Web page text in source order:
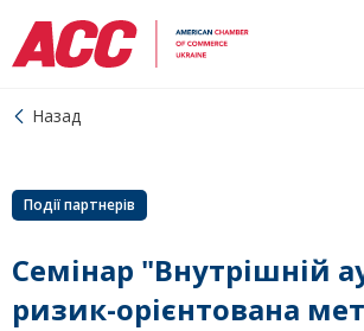
Назад
Події партнерів
Семінар "Внутрішній
ризик-орієнтована